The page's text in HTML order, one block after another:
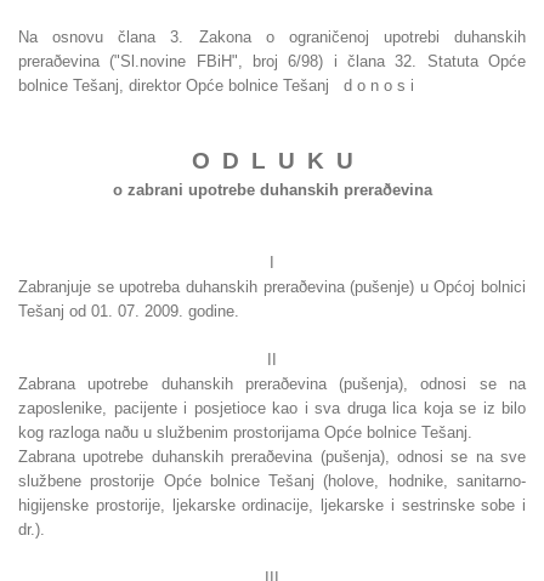
Na osnovu člana 3. Zakona o ograničenoj upotrebi duhanskih
preraðevina ("Sl.novine FBiH", broj 6/98) i člana 32. Statuta Opće
bolnice Tešanj, direktor Opće bolnice Tešanj d o n o s i
O D L U K U
o zabrani upotrebe duhanskih preraðevina
Zabranjuje se upotreba duhanskih preraðevina (pušenje) u Općoj bolnici
Tešanj od 01. 07. 2009. godine.
Zabrana upotrebe duhanskih preraðevina (pušenja), odnosi se na
zaposlenike, pacijente i posjetioce kao i sva druga lica koja se iz bilo
kog razloga naðu u službenim prostorijama Opće bolnice Tešanj.
Zabrana upotrebe duhanskih preraðevina (pušenja), odnosi se na sve
službene prostorije Opće bolnice Tešanj (holove, hodnike, sanitarno-
higijenske prostorije, ljekarske ordinacije, ljekarske i sestrinske sobe i
dr.).